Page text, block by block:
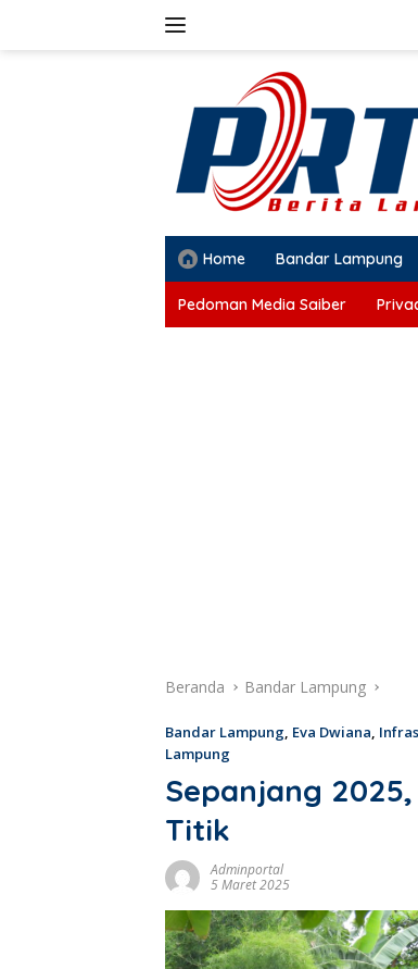
Home Bandar Lampung
Pedoman Media Saiber
Beranda Bandar Lampung
Bandar Lampung, Eva Dwiana,
Lampung
Sepanjang
Titik
Adminportal
5 Maret 2025